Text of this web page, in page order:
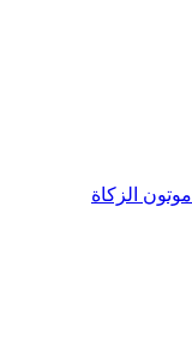
الزكاة